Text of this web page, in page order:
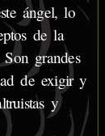
ángel, lo
de la
grandes
de exigir y
y